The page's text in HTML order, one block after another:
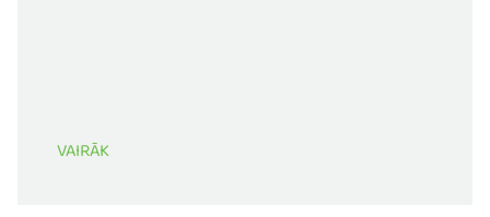
VAIRĀK